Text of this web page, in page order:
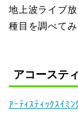
地上波ライブ
種目を調べてみ
アコーステ
ｱｰﾃｨｽﾃｨｯｸｽｲﾐ